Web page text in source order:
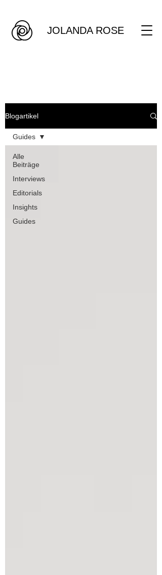
JOLANDA ROSE
Blogartikel
Alle
Beiträge
Interviews
Editorials
Insights
Guides
Guides